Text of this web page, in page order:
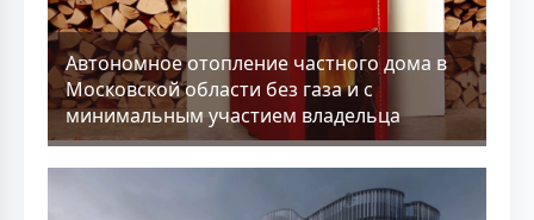
Aвтономное отопление частного дома в
Московской области без газа и с
минимальным участием владельца